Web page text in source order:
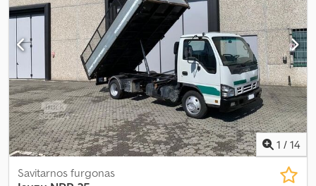
juostos palaikymo asistentas, elektrinis langų reguliavimas,
elektriškai reguliuojamas veidrodis, elektroninė stabilumo
programa (ESP), kranas, kruizo kontrolė, oro kondicionavimas,
oro pagalvė, padangų slėgio stebėsena, papildomi žibintai,
priešrūkiniai žibintai, suodžių filtras, trauki kontrolė, vairo
stiprintuvas,
1 / 14
Savitarnos furgonas